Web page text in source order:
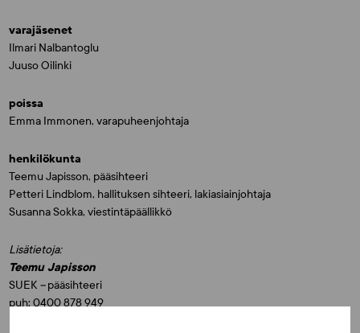
varajäsenet
Ilmari Nalbantoglu
Juuso Oilinki
poissa
Emma Immonen, varapuheenjohtaja
henkilökunta
Teemu Japisson, pääsihteeri
Petteri Lindblom, hallituksen sihteeri, lakiasiainjohtaja
Susanna Sokka, viestintäpäällikkö
Lisätietoja:
Teemu Japisson
SUEK –pääsihteeri
puh: 0400 878 949